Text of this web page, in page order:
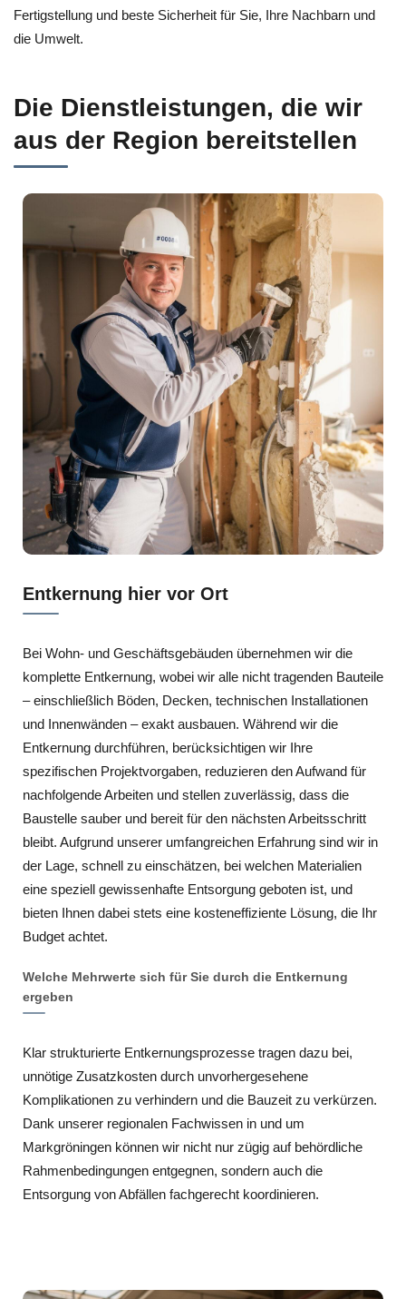
Fertigstellung und beste Sicherheit für Sie, Ihre Nachbarn und
die Umwelt.
Die Dienstleistungen, die wir
aus der Region bereitstellen
Entkernung hier vor Ort
Bei Wohn- und Geschäftsgebäuden übernehmen wir die
komplette Entkernung, wobei wir alle nicht tragenden Bauteile
– einschließlich Böden, Decken, technischen Installationen
und Innenwänden – exakt ausbauen. Während wir die
Entkernung durchführen, berücksichtigen wir Ihre
spezifischen Projektvorgaben, reduzieren den Aufwand für
nachfolgende Arbeiten und stellen zuverlässig, dass die
Baustelle sauber und bereit für den nächsten Arbeitsschritt
bleibt. Aufgrund unserer umfangreichen Erfahrung sind wir in
der Lage, schnell zu einschätzen, bei welchen Materialien
eine speziell gewissenhafte Entsorgung geboten ist, und
bieten Ihnen dabei stets eine kosteneffiziente Lösung, die Ihr
Budget achtet.
Welche Mehrwerte sich für Sie durch die Entkernung
ergeben
Klar strukturierte Entkernungsprozesse tragen dazu bei,
unnötige Zusatzkosten durch unvorhergesehene
Komplikationen zu verhindern und die Bauzeit zu verkürzen.
Dank unserer regionalen Fachwissen in und um
Markgröningen können wir nicht nur zügig auf behördliche
Rahmenbedingungen entgegnen, sondern auch die
Entsorgung von Abfällen fachgerecht koordinieren.